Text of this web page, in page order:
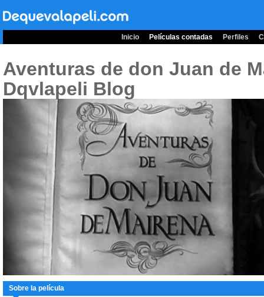
Inicio Películas contadas Perfiles
Aventuras de don Juan de
Dqvlapeli Blog
Sobre la película